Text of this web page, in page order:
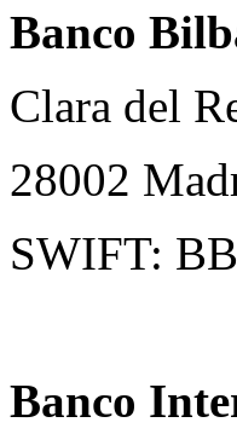
Banco
Clara del
28002
SWIFT:
Banco